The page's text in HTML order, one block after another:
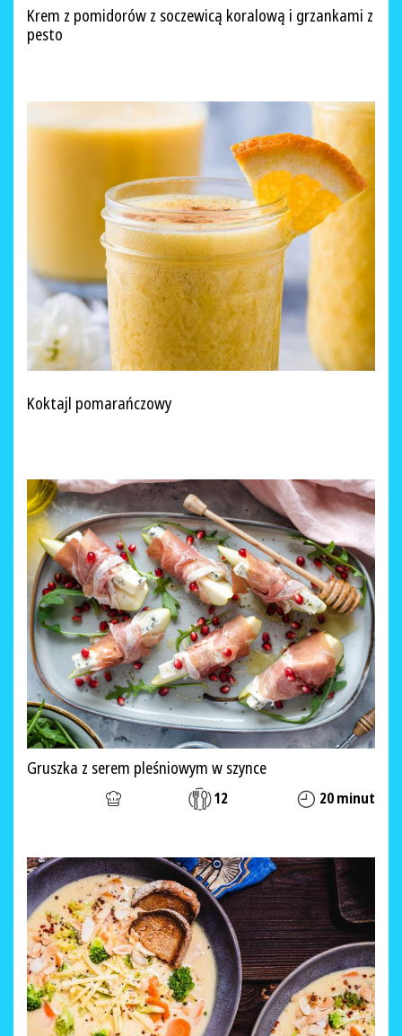
Krem z pomidorów z soczewicą koralową i grzankami z
pesto
Koktajl pomarańczowy
Gruszka z serem pleśniowym w szynce
12 20 minut